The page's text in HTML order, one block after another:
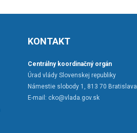
KONTAKT
Centrálny koordinačný orgán
Úrad vlády Slovenskej republiky
Námestie slobody 1, 813 70 Bratislava
E-mail: cko@vlada.gov.sk